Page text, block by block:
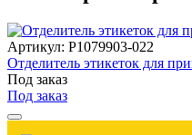
Артикул: P1079903-022
Отделитель этикеток для
Под заказ
Под заказ